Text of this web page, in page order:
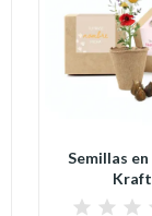
Semillas
Kraft